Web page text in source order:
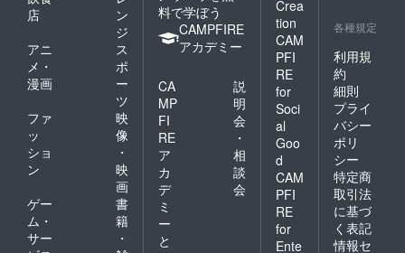
店
ン
ジ
アニ
メ・
漫画
ス
ポ
ー
ツ
ファ
ッ
ショ
ン
映
像
・
映
画
ゲー
ム・
サー
書
籍
・
料で学ぼう
CAMPFIRE
アカデミー
CA
MP
FI
RE
ア
カ
デ
ミ
ー
と
説
明
会
・
相
談
会
Crea
tion
CAM
PFI
RE
for
Soci
al
Goo
d
CAM
PFI
RE
for
Ente
各種規定
利用規
約
細則
プライ
バシー
ポリ
シー
特定商
取引法
に基づ
く表記
情報セ